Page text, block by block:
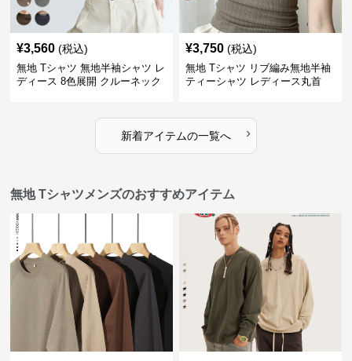
¥3,560 (税込)
無地 Tシャツ 無地半袖シャツ レ
ディース 8色展開 クルーネック
¥3,750 (税込)
無地 Tシャツ リブ編み無地半袖
ティーシャツ レディース丸首
新着アイテムの一覧へ ›
無地 Tシャツメンズのおすすめアイテム